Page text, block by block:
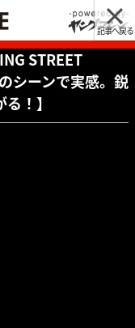
記事へ戻る
STREET
シーンで実感。鋭
！】